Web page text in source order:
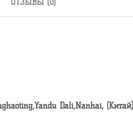
Dali,Nanhai, (Китай)